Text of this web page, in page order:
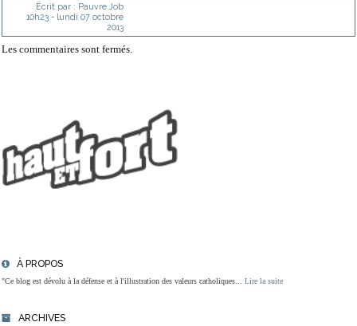
À PROPOS
"Ce blog est dévolu à la défense et à l'illustration des valeurs catholiques... Lire la suite
ARCHIVES
Écrit par : Pauvre Job
10h23- lundi 07 octobre
2013
Les commentaires sont fermés.